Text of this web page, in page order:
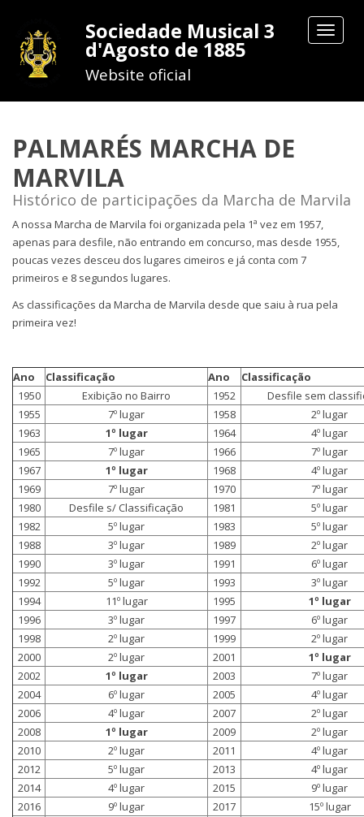
Toggle
Sociedade Musical 3
d'Agosto de 1885
Website oficial
PALMARÉS MARCHA DE
MARVILA
Histórico de participações da Marcha de Marvila
A nossa Marcha de Marvila foi organizada pela 1ª vez em 1957,
apenas para desfile, não entrando em concurso, mas desde 1955,
poucas vezes desceu dos lugares cimeiros e já conta com 7
primeiros e 8 segundos lugares.
As classificações da Marcha de Marvila desde que saiu à rua pela
primeira vez!
Ano Classificação Ano
Classificação
1950
Exibição no Bairro 1952
Desfile sem
1955
7º lugar 1958
2º lugar
1963
1º lugar 1964
4º lugar
1965
7º lugar 1966
7º lugar
1967
1º lugar 1968
4º lugar
1969
7º lugar 1970
7º lugar
1980
Desfile s/ Classificação 1981
5º lugar
1982
5º lugar 1983
5º lugar
1988
3º lugar 1989
2º lugar
1990
3º lugar 1991
6º lugar
1992
5º lugar 1993
3º lugar
1994
11º lugar 1995
1º lugar
1996
3º lugar 1997
6º lugar
1998
2º lugar 1999
2º lugar
2000
2º lugar 2001
1º lugar
2002
1º lugar 2003
7º lugar
2004
6º lugar 2005
4º lugar
2006
4º lugar 2007
2º lugar
2008
1º lugar 2009
2º lugar
2010
2º lugar 2011
4º lugar
2012
5º lugar 2013
4º lugar
2014
4º lugar 2015
9º lugar
2016
9º lugar 2017
15º lugar